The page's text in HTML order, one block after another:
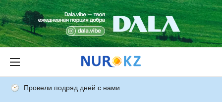
Провели подряд дней с нами